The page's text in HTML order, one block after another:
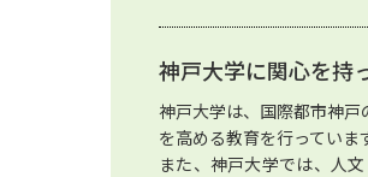
神戸大学に関心を持
神戸大学は、国際都市神
を高める教育を行っていま
また、神戸大学では、人